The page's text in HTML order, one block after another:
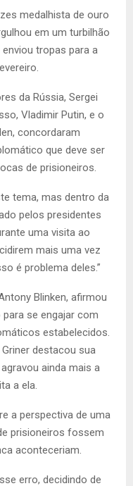
medalhista de ouro
em um turbilhão
tropas para a
da Rússia, Sergei
Vladimir Putin, e o
concordaram
que deve ser
de prisioneiros.
tema, mas dentro da
pelos presidentes
uma visita ao
mais uma vez
é problema deles.”
Blinken, afirmou
se engajar com
estabelecidos.
destacou sua
ainda mais a
a ela.
a perspectiva de uma
prisioneiros fossem
aconteceriam.
erro, decidindo de